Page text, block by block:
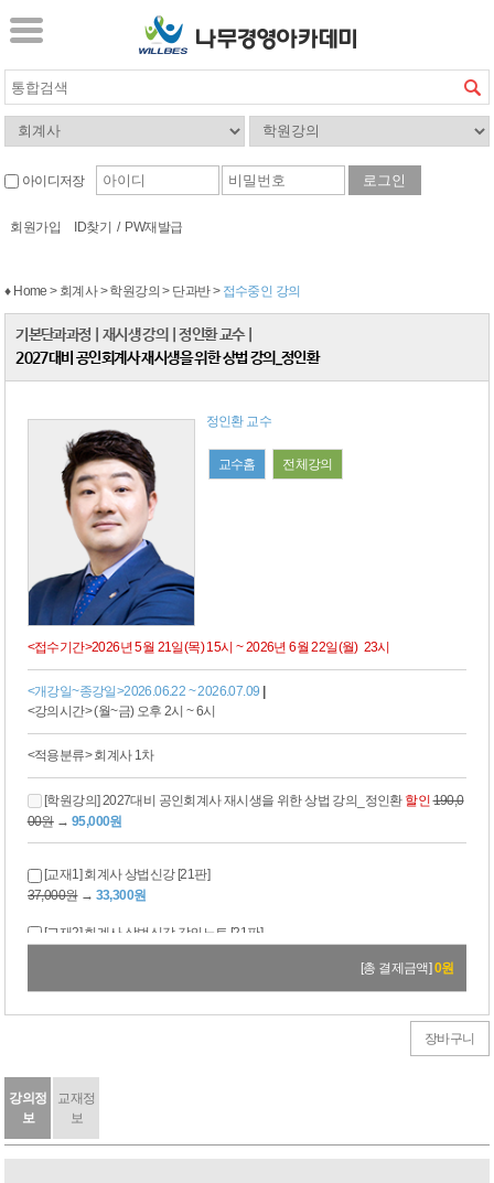
아이디저장
회원가입 ID찾기 / PW재발급
♦ Home > 회계사 > 학원강의 > 단과반 > 접수중인 강의
기본단과과정 재시생 강의 정인환 교수
2027대비 공인회계사 재시생을 위한 상법 강의_정인환
정인환 교수
교수홈 전체강의
<접수기간>2026년 5월 21일(목) 15시 ~ 2026년 6월 22일(월) 23시
<개강일~종강일>2026.06.22 ~ 2026.07.09
<강의시간> (월~금) 오후 2시 ~ 6시
<적용분류> 회계사 1차
[학원강의] 2027대비 공인회계사 재시생을 위한 상법 강의_정인환 할인190,0
00원→95,000원
[교재1] 회계사 상법신강 [21판]
37,000원→ 33,300원
[교재2] 회계사 상법신강 강의노트 [21판]
[교재3] (공인회계사 세무사 시험대비) 상법전 [3판]
8,000원→7,200원
[총 결제금액] 0원
장바구니
강의정
보
교재정
보